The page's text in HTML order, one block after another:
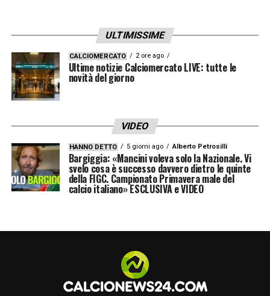
55′ – Si fa male Maignan, entra Terracciano
61′ – GOL DEL MILAN! Segna Modric, alla
prima rete in rossonero
73′ – Primo ammonito nel Bologna, Miranda
76′ – Ricci chiede un tocco di mano di
Lucumi in area, ma il movimento del
area: Marcenaro fa proseguire
85′ – Marcenaro assegna un rigore al Milan
ULTIMISSIME
CALCIOMERCATO 2 ore ago
Ultime notizie Calciomercato LIVE: tutte le
novità del giorno
VIDEO
HANNO DETTO 5 giorni ago Alberto Petrosilli
Bargiggia: «Mancini voleva solo la Nazionale. Vi
svelo cosa è successo davvero dietro le quinte
della FIGC. Campionato Primavera male del
calcio italiano» ESCLUSIVA e VIDEO